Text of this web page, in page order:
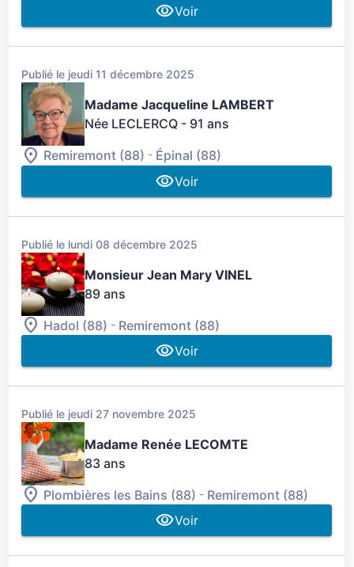
Voir
Publié le jeudi 11 décembre 2025
Madame Jacqueline LAMBERT
Née LECLERCQ - 91 ans
Remiremont (88) - Épinal (88)
Voir
Publié le lundi 08 décembre 2025
Monsieur Jean Mary VINEL
89 ans
Hadol (88) - Remiremont (88)
Voir
Publié le jeudi 27 novembre 2025
Madame Renée LECOMTE
83 ans
Plombières les Bains (88) - Remiremont (88)
Voir